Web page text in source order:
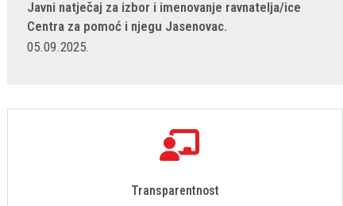
Javni natječaj za izbor i imenovanje ravnatelja/ice
Centra za pomoć i njegu Jasenovac.
05.09.2025.
Transparentnost